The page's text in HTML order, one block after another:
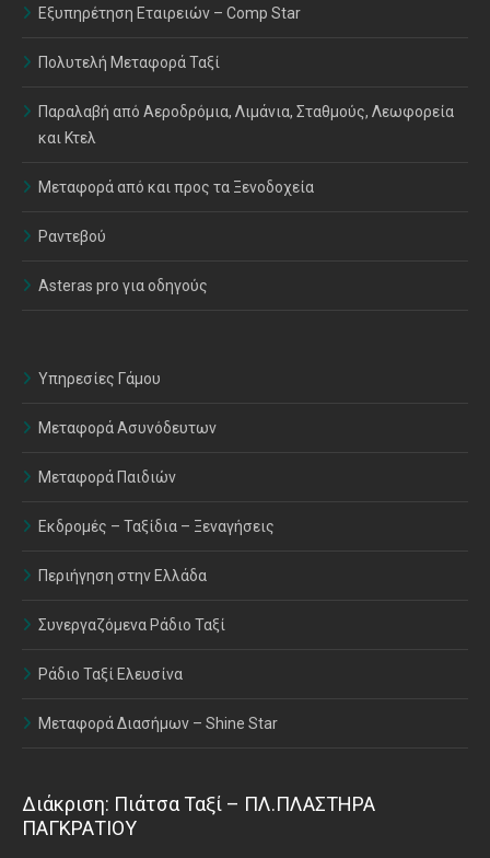
Εξυπηρέτηση Εταιρειών – Comp Star
Πολυτελή Μεταφορά Ταξί
Παραλαβή από Αεροδρόμια, Λιμάνια, Σταθμούς, Λεωφορεία
και Κτελ
Μεταφορά από και προς τα Ξενοδοχεία
Ραντεβού
Asteras pro για οδηγούς
Υπηρεσίες Γάμου
Μεταφορά Ασυνόδευτων
Μεταφορά Παιδιών
Εκδρομές – Ταξίδια – Ξεναγήσεις
Περιήγηση στην Ελλάδα
Συνεργαζόμενα Ράδιο Ταξί
Ράδιο Ταξί Ελευσίνα
Μεταφορά Διασήμων – Shine Star
Διάκριση: Πιάτσα Ταξί – ΠΛ.ΠΛΑΣΤΗΡΑ
ΠΑΓΚΡΑΤΙΟΥ